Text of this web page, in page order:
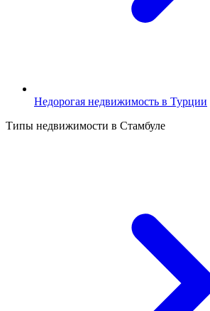
Недорогая недвижимость в Турции
Типы недвижимости в Стамбуле